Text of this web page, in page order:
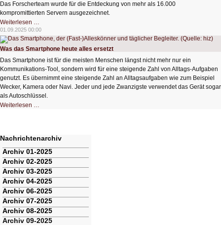
Das Forscherteam wurde für die Entdeckung von mehr als 16.000
kompromittierten Servern ausgezeichnet.
Weiterlesen …
als
16.000
kompromittierten
Server
entdeckt
01.09.2025 00:00
Was das Smartphone heute alles ersetzt
Das Smartphone ist für die meisten Menschen längst nicht mehr nur ein
Kommunikations-Tool, sondern wird für eine steigende Zahl von Alltags-Aufgaben
genutzt. Es übernimmt eine steigende Zahl an Alltagsaufgaben wie zum Beispiel
Wecker, Kamera oder Navi. Jeder und jede Zwanzigste verwendet das Gerät sogar
als Autoschlüssel.
Weiterlesen …
ersetzt
Nachrichtenarchiv
Navigation
überspringen
Archiv 01-2025
Archiv 02-2025
Archiv 03-2025
Archiv 04-2025
Archiv 06-2025
Archiv 07-2025
Archiv 08-2025
Archiv 09-2025